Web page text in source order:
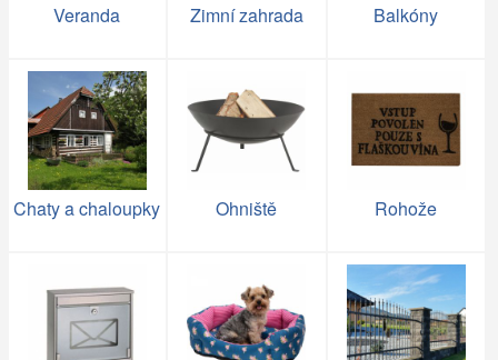
Veranda Zimní zahrada Balkóny
Chaty a chaloupky Ohniště Rohože